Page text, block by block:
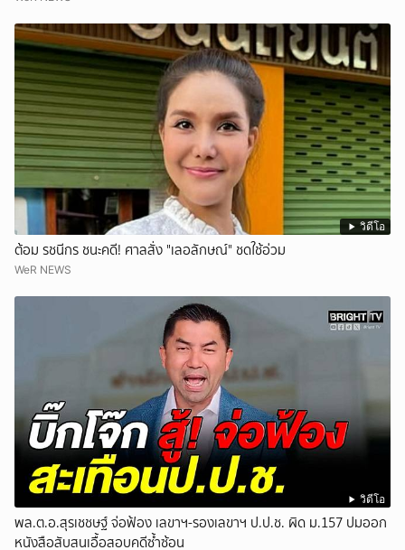
วิดีโอ
ต้อม รชนีกร ชนะคดี! ศาลสั่ง "เลอลักษณ์" ชดใช้อ่วม
WeR NEWS
วิดีโอ
พล.ต.อ.สุรเชชษฐ์ จ่อฟ้อง เลขาฯ-รองเลขาฯ ป.ป.ช. ผิด ม.157 ปมออก
หนังสือสับสนเอื้อสอบคดีซ้ำซ้อน